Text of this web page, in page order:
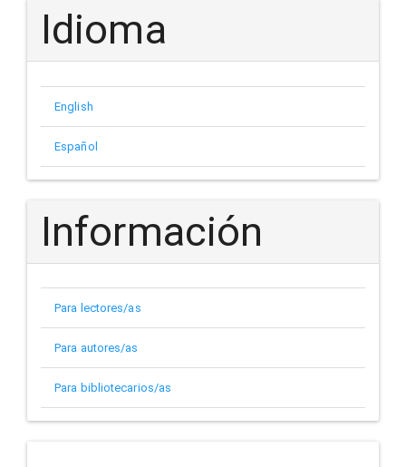
artículo
Idioma
English
Español
Información
Para lectores/as
Para autores/as
Para bibliotecarios/as